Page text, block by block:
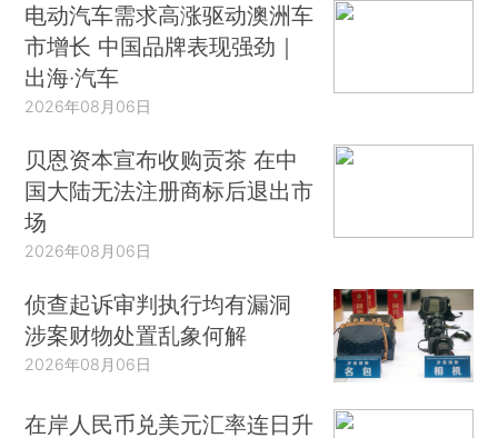
电动汽车需求高涨驱动澳洲车
市增长 中国品牌表现强劲｜
出海·汽车
2026年08月06日
贝恩资本宣布收购贡茶 在中
国大陆无法注册商标后退出市
场
2026年08月06日
侦查起诉审判执行均有漏洞
涉案财物处置乱象何解
2026年08月06日
在岸人民币兑美元汇率连日升